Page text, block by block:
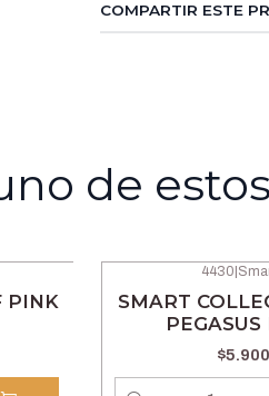
COMPARTIR ESTE
de estos
PINK
4430
SMART
$5.900